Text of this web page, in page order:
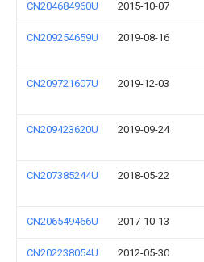
CN204684960U 2015-10-07
CN209254659U 2019-08-16
CN209721607U 2019-12-03
CN209423620U 2019-09-24
CN207385244U 2018-05-22
CN206549466U 2017-10-13
CN202238054U 2012-05-30